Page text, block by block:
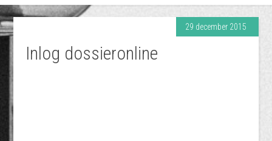
29 december 2015
Inlog dossieronline